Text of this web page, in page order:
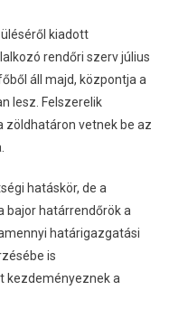
kiadott
rendőri szerv július
áll majd, központja a
lesz. Felszerelik
zöldhatáron vetnek be az
hatáskör, de a
bajor határrendőrök a
határigazgatási
is
kezdeményeznek a